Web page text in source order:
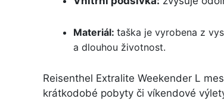
Materiál: taška je vyrobena z
a dlouhou životnost.
Reisenthel Extralite Weekender L
krátkodobé pobyty či víkendové